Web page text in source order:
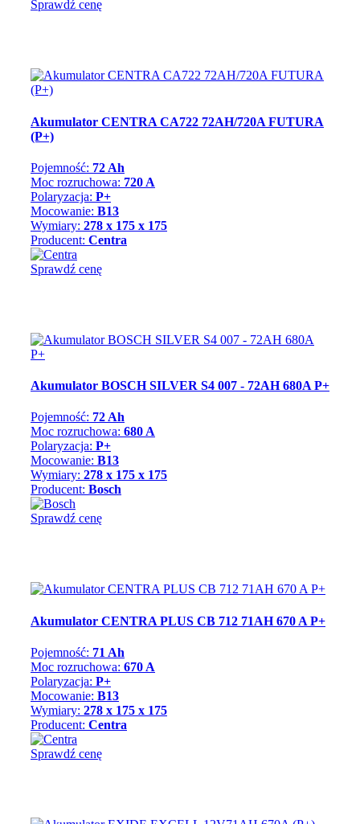
Sprawdź cenę
Akumulator CENTRA CA722 72AH/720A FUTURA
(P+)
Pojemność: 72 Ah
Moc rozruchowa: 720 A
Polaryzacja: P+
Mocowanie: B13
Wymiary: 278 x 175 x 175
Producent: Centra
Sprawdź cenę
Akumulator BOSCH SILVER S4 007 - 72AH 680A P+
Pojemność: 72 Ah
Moc rozruchowa: 680 A
Polaryzacja: P+
Mocowanie: B13
Wymiary: 278 x 175 x 175
Producent: Bosch
Sprawdź cenę
Akumulator CENTRA PLUS CB 712 71AH 670 A P+
Pojemność: 71 Ah
Moc rozruchowa: 670 A
Polaryzacja: P+
Mocowanie: B13
Wymiary: 278 x 175 x 175
Producent: Centra
Sprawdź cenę